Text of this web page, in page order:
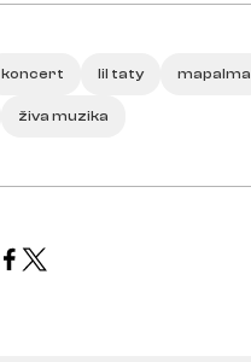
koncert lil taty mapalma
živa muzika